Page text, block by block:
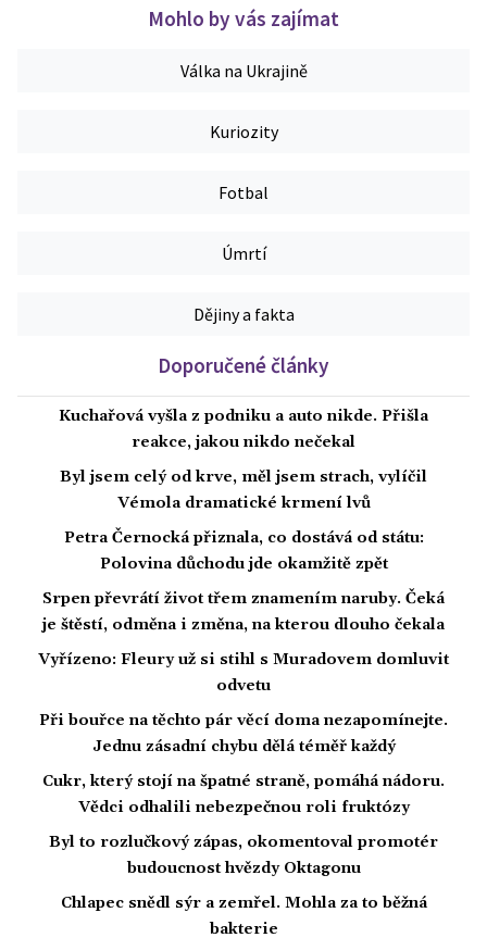
Mohlo by vás zajímat
Válka na Ukrajině
Kuriozity
Fotbal
Úmrtí
Dějiny a fakta
Doporučené články
Kuchařová vyšla z podniku a auto nikde. Přišla
reakce, jakou nikdo nečekal
Byl jsem celý od krve, měl jsem strach, vylíčil
Vémola dramatické krmení lvů
Petra Černocká přiznala, co dostává od státu:
Polovina důchodu jde okamžitě zpět
Srpen převrátí život třem znamením naruby. Čeká
je štěstí, odměna i změna, na kterou dlouho čekala
Vyřízeno: Fleury už si stihl s Muradovem domluvit
odvetu
Při bouřce na těchto pár věcí doma nezapomínejte.
Jednu zásadní chybu dělá téměř každý
Cukr, který stojí na špatné straně, pomáhá nádoru.
Vědci odhalili nebezpečnou roli fruktózy
Byl to rozlučkový zápas, okomentoval promotér
budoucnost hvězdy Oktagonu
Chlapec snědl sýr a zemřel. Mohla za to běžná
bakterie